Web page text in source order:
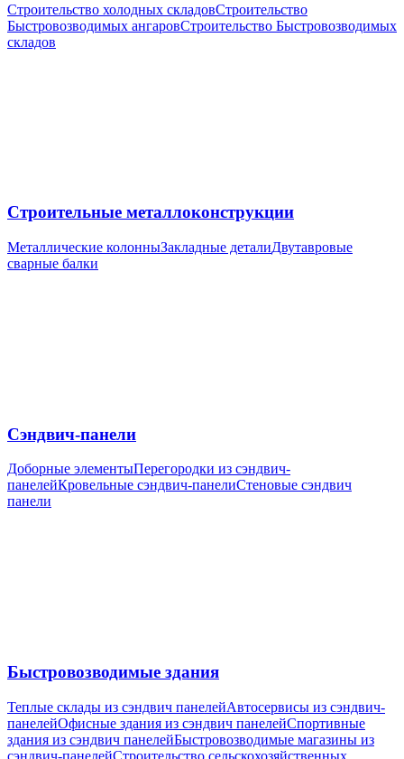
Строительство холодных складовСтроительство
Быстровозводимых ангаровСтроительство Быстровозводимых
складов
Строительные металлоконструкции
Металлические колонныЗакладные деталиДвутавровые
сварные балки
Сэндвич-панели
Доборные элементыПерегородки из сэндвич-
панелейКровельные сэндвич-панелиСтеновые сэндвич
панели
Быстровозводимые здания
Теплые склады из сэндвич панелейАвтосервисы из сэндвич-
панелейОфисные здания из сэндвич панелейСпортивные
здания из сэндвич панелейБыстровозводимые магазины из
сэндвич-панелейCтроительство сельскохозяйственных